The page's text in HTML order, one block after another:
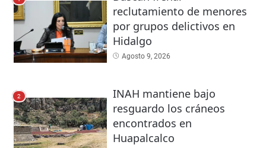
reclutamiento de menores
por grupos delictivos en
Hidalgo
Agosto 9, 2026
2
INAH mantiene bajo
resguardo los cráneos
encontrados en
Huapalcalco